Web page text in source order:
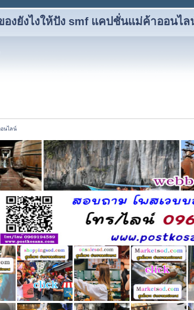
งยังไงให้ปัง smf แคปชั่นแม่ค้าออนไล
นไลน์